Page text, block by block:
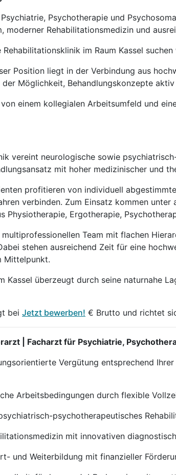
Psychotherapie und
moderner Rehabilitationsmedizin und
Rehabilitationsklinik im Raum Kassel
Position liegt in der Verbindung aus
der Möglichkeit, Behandlungskonzepte
einem kollegialen Arbeitsumfeld und
vereint neurologische sowie
mit hoher medizinischer und
profitieren von individuell
verbinden. Zum Einsatz kommen
Physiotherapie, Ergotherapie,
Team mit flachen
stehen ausreichend Zeit für eine
Mittelpunkt.
Kassel überzeugt durch seine naturnahe
bei Jetzt bewerben! € Brutto und richtet
| Facharzt für Psychiatrie,
Vergütung entsprechend
Arbeitsbedingungen durch flexible
psychotherapeutisches
mit innovativen
und Weiterbildung mit finanzieller